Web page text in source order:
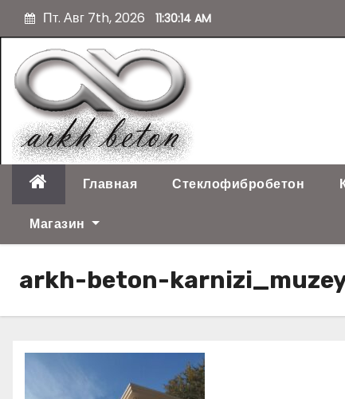
с
о
Пт. Авг 7th, 2026 11:30:15 AM
Главная Стеклофибробетон
Магазин
arkh-beton-